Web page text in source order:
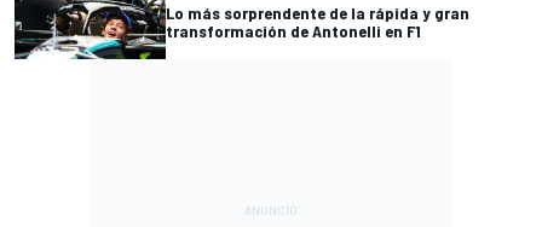
Lo más sorprendente de la rápida y gran
transformación de Antonelli en F1